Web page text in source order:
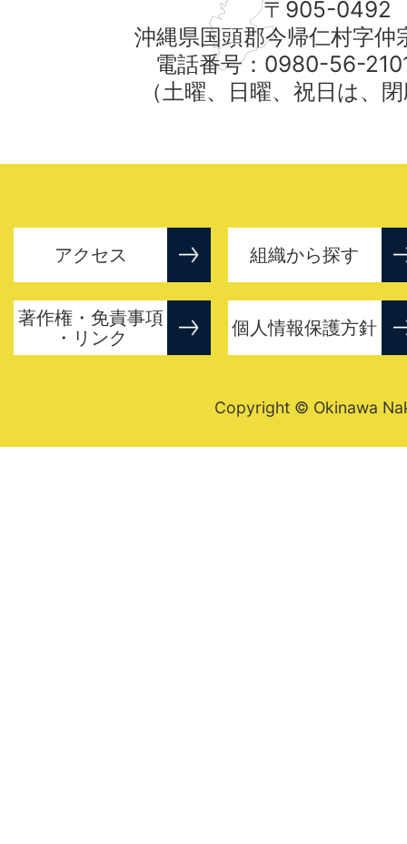
〒905-0492
沖縄県国頭郡今帰仁村字仲
電話番号：0980-56-
（土曜、日曜、祝日は、
アクセス 組織から探す
著作権・免責事項
・リンク
個人情報保護方針
Copyright © Okinawa